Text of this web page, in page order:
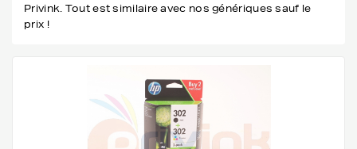
Privink. Tout est similaire avec nos génériques sauf le
prix !